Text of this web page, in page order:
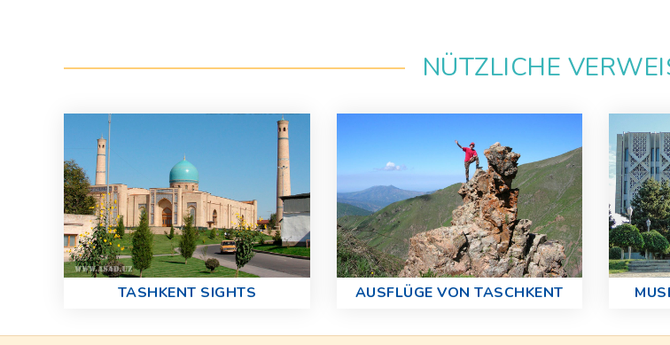
NÜTZLICHE
TASHKENT SIGHTS AUSFLÜGE VON TASCHKENT